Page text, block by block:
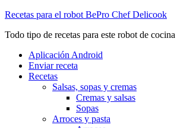
contenido
Recetas para el robot BePro Chef Delicook
Todo tipo de recetas para este robot de cocina
Aplicación Android
Enviar receta
Recetas
Salsas, sopas y cremas
Cremas y salsas
Sopas
Arroces y pasta